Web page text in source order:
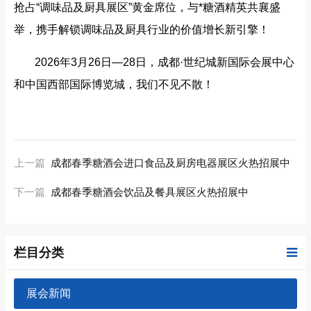
抢占“调味品及厨具展区”黄金席位，与*糖酒精英共襄盛
举，携手解锁调味品及厨具行业的价值增长新引擎！
2026年3月26日—28日，成都·世纪城新国际会展中心
和中国西部国际博览城，我们不见不散！
上一篇 成都春季糖酒会进口食品及厨房电器展区火热招展中
下一篇 成都春季糖酒会饮品及餐具展区火热招展中
栏目分类
展会新闻